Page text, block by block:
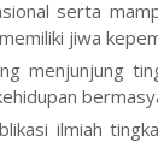
serta
jiwa
menjunjung
ilmiah